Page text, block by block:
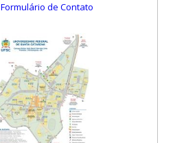
Formulário de Contato